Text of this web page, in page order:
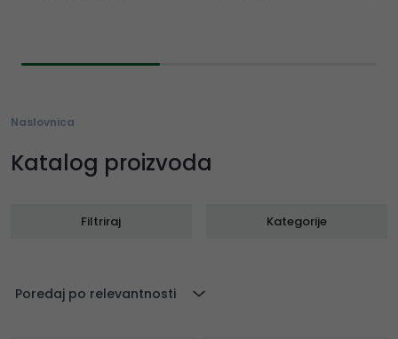
Naslovnica
Katalog proizvoda
Filtriraj Kategorije
Poredaj po relevantnosti